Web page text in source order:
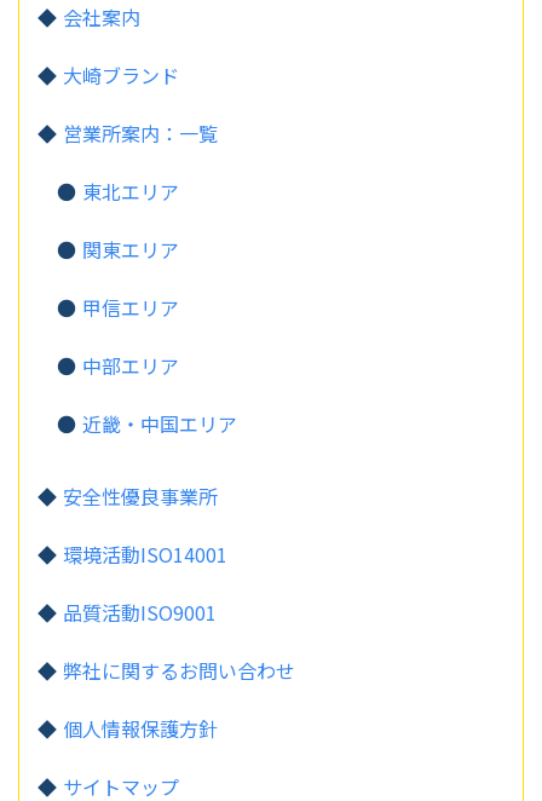
会社案内
大崎ブランド
営業所案内：一覧
東北エリア
関東エリア
甲信エリア
中部エリア
近畿・中国エリア
安全性優良事業所
環境活動ISO14001
品質活動ISO9001
弊社に関するお問い合わせ
個人情報保護方針
サイトマップ